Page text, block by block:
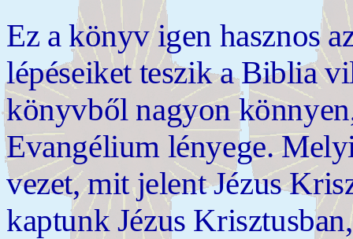
Ez a könyv igen hasznos
lépéseiket teszik a Biblia
könyvből nagyon
Evangélium lényege.
vezet, mit jelent Jézus
kaptunk Jézus